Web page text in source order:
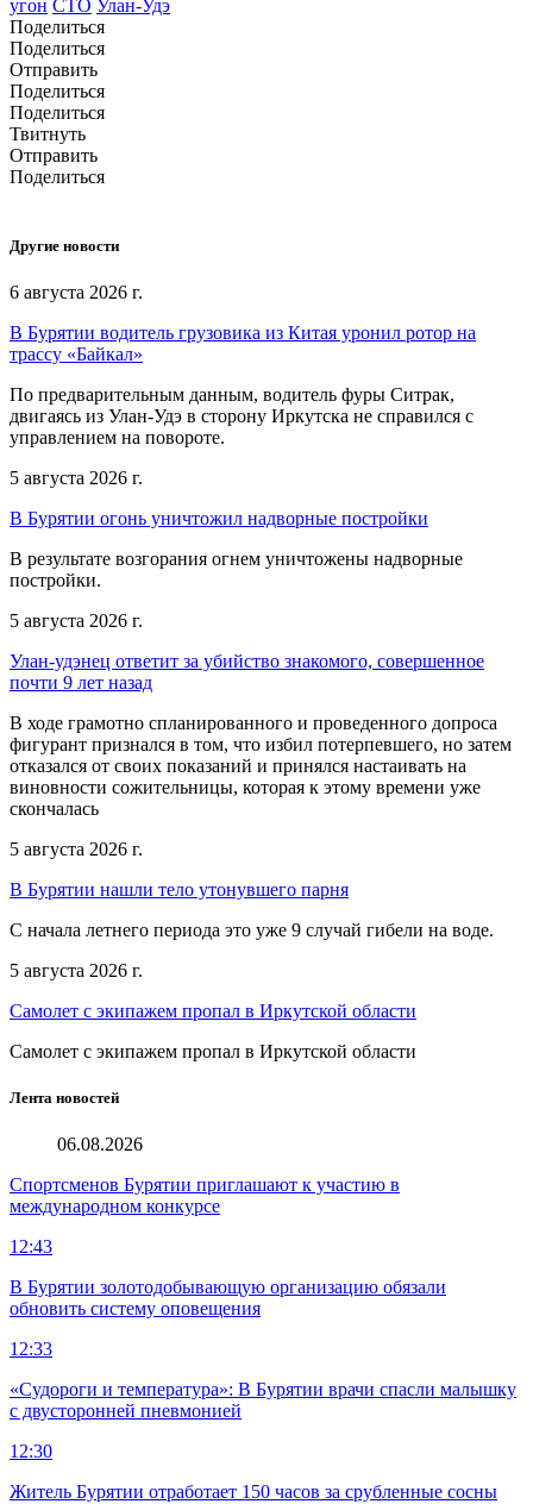
угон СТО Улан-Удэ
Поделиться
Поделиться
Отправить
Поделиться
Поделиться
Твитнуть
Отправить
Поделиться
Другие новости
6 августа 2026 г.
В Бурятии водитель грузовика из Китая уронил ротор на
трассу «Байкал»
По предварительным данным, водитель фуры Ситрак,
двигаясь из Улан-Удэ в сторону Иркутска не справился с
управлением на повороте.
5 августа 2026 г.
В Бурятии огонь уничтожил надворные постройки
В результате возгорания огнем уничтожены надворные
постройки.
5 августа 2026 г.
Улан-удэнец ответит за убийство знакомого, совершенное
почти 9 лет назад
В ходе грамотно спланированного и проведенного допроса
фигурант признался в том, что избил потерпевшего, но затем
отказался от своих показаний и принялся настаивать на
виновности сожительницы, которая к этому времени уже
скончалась
5 августа 2026 г.
В Бурятии нашли тело утонувшего парня
С начала летнего периода это уже 9 случай гибели на воде.
5 августа 2026 г.
Самолет с экипажем пропал в Иркутской области
Самолет с экипажем пропал в Иркутской области
Лента новостей
06.08.2026
Спортсменов Бурятии приглашают к участию в
международном конкурсе
12:43
В Бурятии золотодобывающую организацию обязали
обновить систему оповещения
12:33
«Судороги и температура»: В Бурятии врачи спасли малышку
с двусторонней пневмонией
12:30
Житель Бурятии отработает 150 часов за срубленные сосны